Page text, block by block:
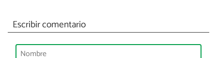
Escribir comentario